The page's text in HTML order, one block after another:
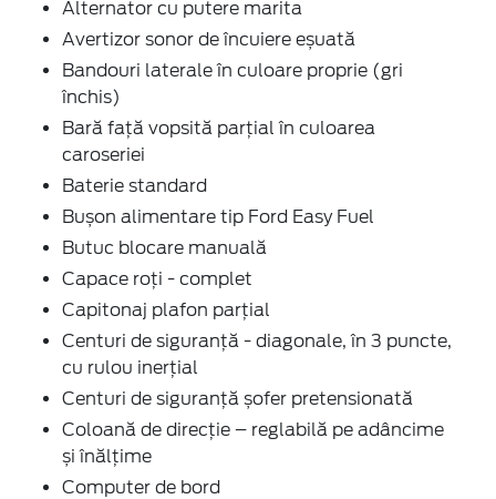
Alternator cu putere marita
Avertizor sonor de încuiere eșuată
Bandouri laterale în culoare proprie (gri
închis)
Bară față vopsită parțial în culoarea
caroseriei
Baterie standard
Bușon alimentare tip Ford Easy Fuel
Butuc blocare manuală
Capace roți - complet
Capitonaj plafon parţial
Centuri de siguranţă - diagonale, în 3 puncte,
cu rulou inerţial
Centuri de siguranţă șofer pretensionată
Coloană de direcție – reglabilă pe adâncime
și înălțime
Computer de bord